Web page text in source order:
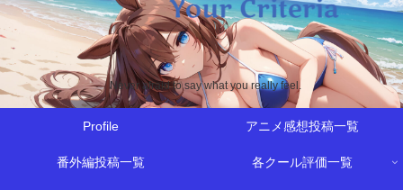
Never afraid to say what you really feel.
Profile アニメ感想投稿一覧
番外編投稿一覧 各クール評価一覧